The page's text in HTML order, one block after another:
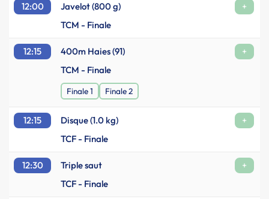
12:00 Javelot (800 g)
+
TCM - Finale
12:15 400m Haies (91)
+
TCM - Finale
Finale 1 Finale 2
12:15 Disque (1.0 kg)
+
TCF - Finale
12:30 Triple saut
+
TCF - Finale